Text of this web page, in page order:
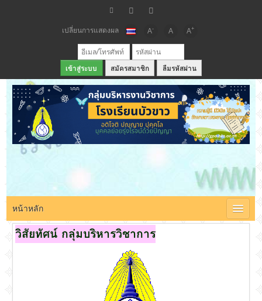
เปลี่ยนการแสดงผล A- A A+
สมัครสมาชิก ลืมรหัสผ่าน
เว็บไซต์กลุ่มบริหารวิชาการ โรงเรียนบัวขาว
หน้าหลัก
วิสัยทัศน์ กลุ่มบริหารวิชาการ